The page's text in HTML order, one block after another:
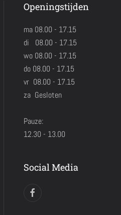
Openingstijden
ma 08.00 - 17.15
di 08.00 - 17.15
wo 08.00 - 17.15
do 08.00 - 17.15
vr 08.00 - 17.15
za Gesloten
Pauze:
12.30 - 13.00
Social Media